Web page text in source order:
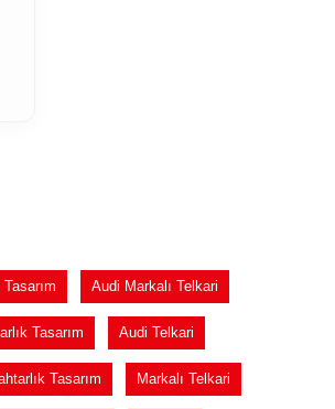
Audi Markalı Telkari
Tasarım Audi Telkari
Tasarım Markalı Telkari